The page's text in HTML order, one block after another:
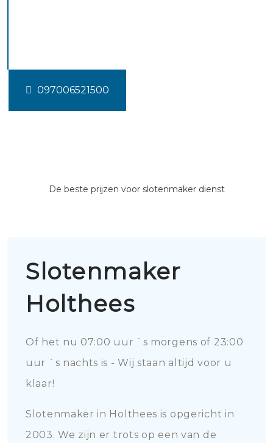
097006521500
De beste prijzen voor slotenmaker dienst
Slotenmaker
Holthees
Of het nu 07:00 uur `s morgens of 23:00
uur `s nachts is - Wij staan altijd voor u
klaar!
Slotenmaker in Holthees is opgericht in
2003. We zijn er trots op een van de